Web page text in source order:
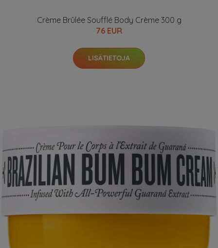
Crème Brûlée Soufflé Body Crème 300 g
76 EUR
LISÄTIETOJA